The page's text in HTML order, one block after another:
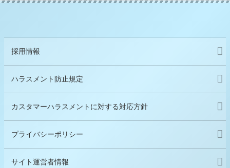
採用情報
ハラスメント防止規定
カスタマーハラスメントに対する対応方針
プライバシーポリシー
サイト運営者情報